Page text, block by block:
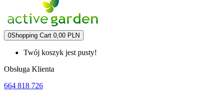
0Shopping Cart 0,00 PLN
Twój koszyk jest pusty!
Obsługa Klienta
664 818 726